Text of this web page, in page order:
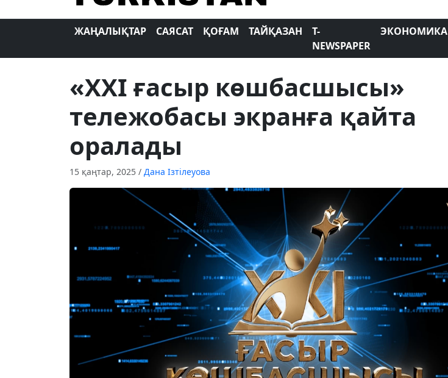
ЖАҢАЛЫҚТАР САЯСАТ ҚОҒАМ ТАЙҚАЗАН
T-
NEWSPAPER
ЭКОНОМИКА
«XXI ғасыр көшбасшысы»
тележобасы экранға қайта
оралады
15 қаңтар, 2025 / Дана Ізтілеуова